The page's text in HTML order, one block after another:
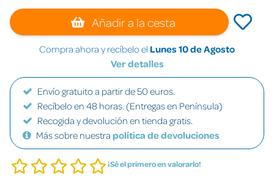
Añadir a la cesta
Compra ahora y recíbelo el Lunes 10 de Agosto
Ver detalles
Envío gratuito a partir de 50 euros.
Recíbelo en 48 horas. (Entregas en Península)
Recogida y devolución en tienda gratis.
Más sobre nuestra política de devoluciones
¡Sé el primero en valorarlo!